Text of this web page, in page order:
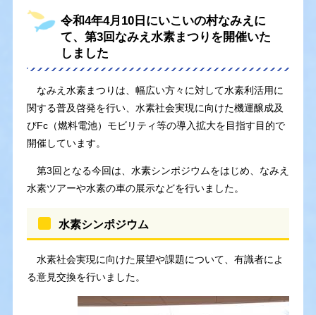
令和4年4月10日にいこいの村なみえに
て、第3回なみえ水素まつりを開催いた
しました
なみえ水素まつりは、幅広い方々に対して水素利活用に
関する普及啓発を行い、水素社会実現に向けた機運醸成及
びFc（燃料電池）モビリティ等の導入拡大を目指す目的で
開催しています。
第3回となる今回は、水素シンポジウムをはじめ、なみえ
水素ツアーや水素の車の展示などを行いました。
水素シンポジウム
水素社会実現に向けた展望や課題について、有識者によ
る意見交換を行いました。